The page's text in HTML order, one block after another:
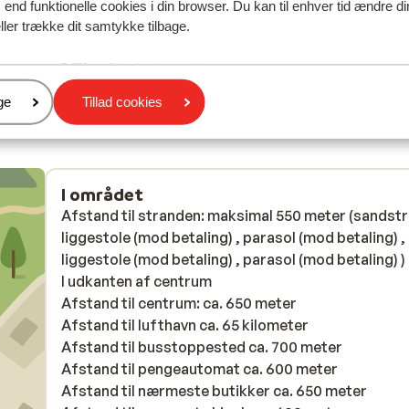
funktionelle cookies i din browser. Du kan til enhver tid ændre
trække dit samtykke tilbage.
Tillad cookies
SandrEnlig forælder
I området
Afstand til stranden: maksimal 550 meter
liggestole (mod betaling) , parasol (mod betaling) ,
liggestole (mod betaling) , parasol (mod betaling) )
I udkanten af centrum
Afstand til centrum: ca. 650 meter
Afstand til lufthavn ca. 65 kilometer
Afstand til busstoppested ca. 700 meter
Afstand til pengeautomat ca. 600 meter
Afstand til nærmeste butikker ca. 650 meter